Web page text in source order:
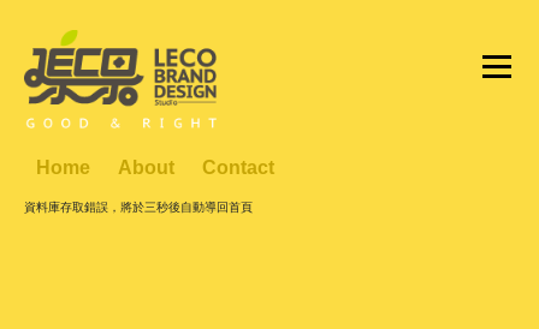
Home About Contact
資料庫存取錯誤，將於三秒後自動導回首頁